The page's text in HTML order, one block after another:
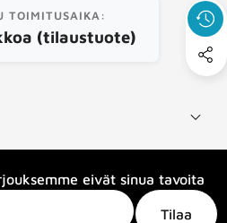
TOIMITUSAIKA:
(tilaustuote)
eivät sinua tavoita
Tilaa